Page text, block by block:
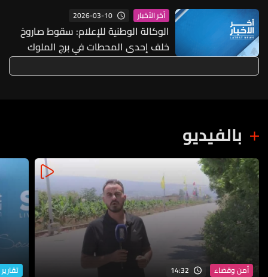
غير موجودة بالنسبة إلينا ولا تعنينا من
قريب ولا بعيد
آخر الأخبار 2026-03-10
الوكالة الوطنية للإعلام: سقوط صاروخ
خلف إحدى المحطات في برج الملوك
واندلاع حريق
بالفيديو
أمن وقضاء 14:32